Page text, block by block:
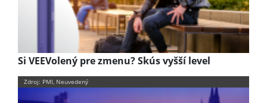
Si VEEVolený pre zmenu? Skús vyšší level
Zdroj: PMI, Neuvedený